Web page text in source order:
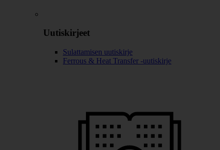
Uutiskirjeet
Sulattamisen uutiskirje
Ferrous & Heat Transfer -uutiskirje